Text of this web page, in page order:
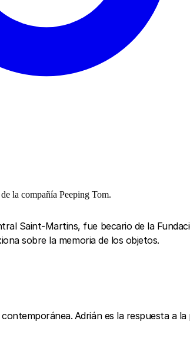
la compañía Peeping Tom.
Saint-Martins, fue becario de la
sobre la memoria de los objetos.
Adrián es la respuesta a